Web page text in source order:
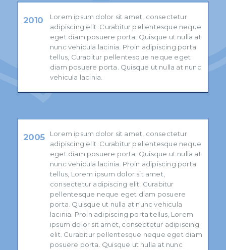
2010
Lorem ipsum dolor sit amet, consectetur
adipiscing elit. Curabitur pellentesque neque
eget diam posuere porta. Quisque ut nulla at
nunc vehicula lacinia. Proin adipiscing porta
tellus, Curabitur pellentesque neque eget
diam posuere porta. Quisque ut nulla at nunc
vehicula lacinia.
2005
Lorem ipsum dolor sit amet, consectetur
adipiscing elit. Curabitur pellentesque neque
eget diam posuere porta. Quisque ut nulla at
nunc vehicula lacinia. Proin adipiscing porta
tellus, Lorem ipsum dolor sit amet,
consectetur adipiscing elit. Curabitur
pellentesque neque eget diam posuere
porta. Quisque ut nulla at nunc vehicula
lacinia. Proin adipiscing porta tellus, Lorem
ipsum dolor sit amet, consectetur adipiscing
elit. Curabitur pellentesque neque eget diam
posuere porta. Quisque ut nulla at nunc